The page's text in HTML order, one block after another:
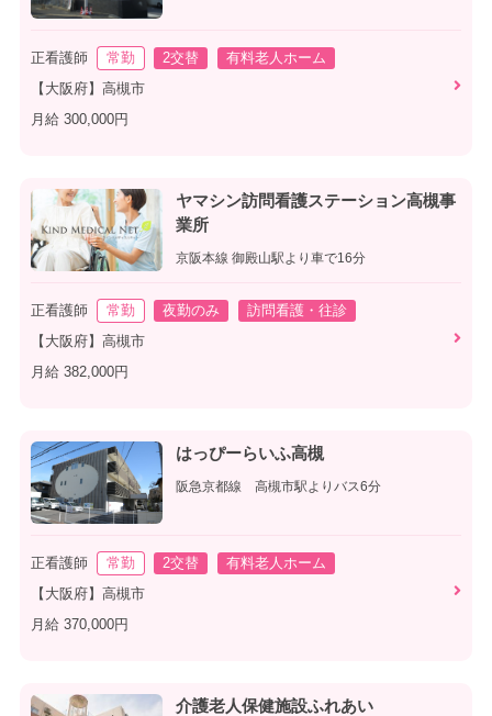
正看護師 常勤 2交替
有料老人ホーム
【大阪府】高槻市
月給 300,000円
ヤマシン訪問看護ステーション高槻事
業所
京阪本線 御殿山駅より車で16分
正看護師 常勤 夜勤のみ
訪問看護・往診
【大阪府】高槻市
月給 382,000円
はっぴーらいふ高槻
阪急京都線 高槻市駅よりバス6分
正看護師 常勤 2交替
有料老人ホーム
【大阪府】高槻市
月給 370,000円
介護老人保健施設ふれあい